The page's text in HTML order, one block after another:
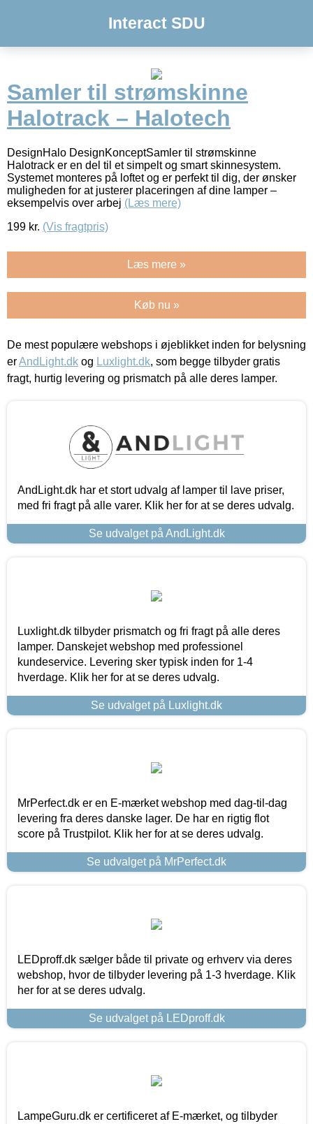
Interact SDU
Samler til strømskinne
Halotrack – Halotech
DesignHalo DesignKonceptSamler til strømskinne
Halotrack er en del til et simpelt og smart skinnesystem.
Systemet monteres på loftet og er perfekt til dig, der ønsker
muligheden for at justerer placeringen af dine lamper –
eksempelvis over arbej (Læs mere)
199 kr. (Vis fragtpris)
Læs mere »
Køb nu »
De mest populære webshops i øjeblikket inden for belysning
erAndLight.dk og Luxlight.dk, som begge tilbyder gratis
fragt, hurtig levering og prismatch på alle deres lamper.
AndLight.dk har et stort udvalg af lamper til lave priser,
med fri fragt på alle varer. Klik her for at se deres udvalg.
Se udvalget på AndLight.dk
Luxlight.dk tilbyder prismatch og fri fragt på alle deres
lamper. Danskejet webshop med professionel
kundeservice. Levering sker typisk inden for 1-4
hverdage. Klik her for at se deres udvalg.
Se udvalget på Luxlight.dk
MrPerfect.dk er en E-mærket webshop med dag-til-dag
levering fra deres danske lager. De har en rigtig flot
score på Trustpilot. Klik her for at se deres udvalg.
Se udvalget på MrPerfect.dk
LEDproff.dk sælger både til private og erhverv via deres
webshop, hvor de tilbyder levering på 1-3 hverdage. Klik
her for at se deres udvalg.
Se udvalget på LEDproff.dk
LampeGuru.dk er certificeret af E-mærket, og tilbyder